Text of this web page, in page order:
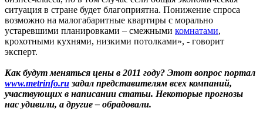
ситуация в стране будет благоприятна. Понижение спроса
возможно на малогабаритные квартиры с морально
устаревшими планировками – смежными комнатами,
крохотными кухнями, низкими потолками», - говорит
эксперт.
Как будут меняться цены в 2011 году? Этот вопрос портал
www.metrinfo.ru задал представителям всех компаний,
участвующих в написании статьи. Некоторые прогнозы
нас удивили, а другие – обрадовали.